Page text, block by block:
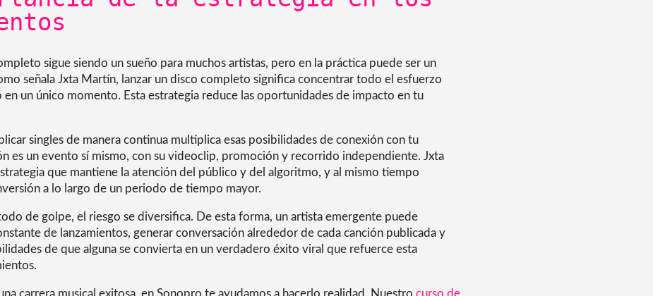
sigue siendo un sueño para muchos artistas, pero en la práctica puede ser un
señala Jxta Martín, lanzar un disco completo significa concentrar todo el esfuerzo
un único momento. Esta estrategia reduce las oportunidades de impacto en tu
singles de manera continua multiplica esas posibilidades de conexión con tu
es un evento sí mismo, con su videoclip, promoción y recorrido independiente. Jxta
que mantiene la atención del público y del algoritmo, y al mismo tiempo
a lo largo de un periodo de tiempo mayor.
de golpe, el riesgo se diversifica. De esta forma, un artista emergente puede
de lanzamientos, generar conversación alrededor de cada canción publicada y
de que alguna se convierta en un verdadero éxito viral que refuerce esta
carrera musical exitosa, en Sonopro te ayudamos a hacerlo realidad. Nuestro curso de